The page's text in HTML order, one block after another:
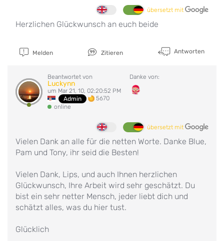
übersetzt mit
Herzlichen Glückwunsch an euch beide
Melden Zitieren Antworten
Beantwortet von
Luckynn
um Mar 21, 10, 02:20:52 PM
Admin
5670
online
Danke von:
übersetzt mit
Vielen Dank an alle für die netten Worte. Danke Blue,
Pam und Tony, ihr seid die Besten!
Vielen Dank, Lips, und auch Ihnen herzlichen
Glückwunsch, Ihre Arbeit wird sehr geschätzt. Du
bist ein sehr netter Mensch, jeder liebt dich und
schätzt alles, was du hier tust.
Glücklich